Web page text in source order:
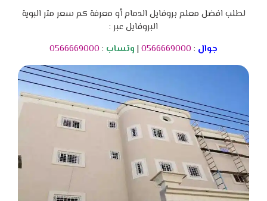
لطلب افضل معلم بروفايل الدمام أو معرفة كم سعر متر البوية
البروفايل عبر :
جوال :
0566669000
| وتساب :
0566669000